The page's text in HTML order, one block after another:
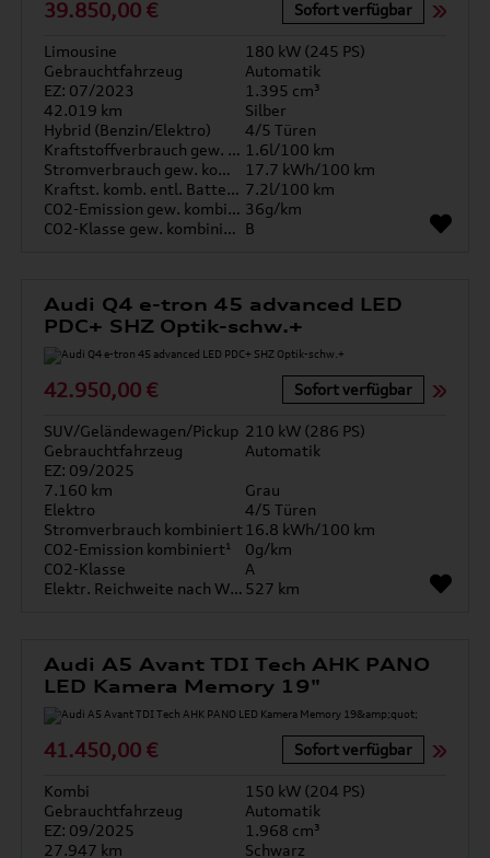
39.850,00 € Sofort verfügbar
Limousine
180 kW (245 PS)
Gebrauchtfahrzeug
Automatik
EZ: 07/2023
1.395 cm³
42.019 km
Silber
Hybrid (Benzin/Elektro)
4/5 Türen
Kraftstoffverbrauch gew. kombiniert 1.6l/100 km
Stromverbrauch gew. kombiniert
17.7 kWh/100 km
Kraftst. komb. entl. Batterie 7.2l/100 km
CO2-Emission gew. kombiniert 36g/km
CO2-Klasse gew. kombiniert B
Audi Q4 e-tron 45 advanced LED
PDC+ SHZ Optik-schw.+
42.950,00 € Sofort verfügbar
SUV/Geländewagen/Pickup 210 kW (286 PS)
Gebrauchtfahrzeug
Automatik
EZ: 09/2025
7.160 km
Grau
Elektro
4/5 Türen
Stromverbrauch kombiniert 16.8 kWh/100 km
CO2-Emission kombiniert¹
0g/km
CO2-Klasse
A
Elektr. Reichweite nach WLTP* 527 km
Audi A5 Avant TDI Tech AHK PANO
LED Kamera Memory 19"
41.450,00 € Sofort verfügbar
Kombi
150 kW (204 PS)
Gebrauchtfahrzeug
Automatik
EZ: 09/2025
1.968 cm³
27.947 km
Schwarz